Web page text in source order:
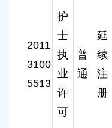
2011
3100
5513
护
士
执
业
许
可
普
通
延
续
注
册